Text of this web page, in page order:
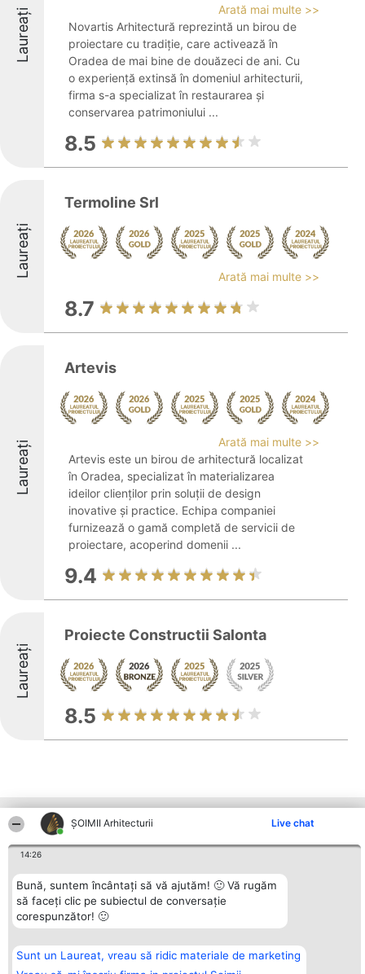
ȘOIMII Arhitecturii Live chat
14:26
Bună, suntem încântați să vă ajutăm! 🙂 Vă rugăm
să faceți clic pe subiectul de conversație
corespunzător! 🙂
Sunt un Laureat, vreau să ridic materiale de marketing
Laureați
Arată mai multe >>
Novartis Arhitectură reprezintă un birou de
proiectare cu tradiție, care activează în
Oradea de mai bine de douăzeci de ani. Cu
o experiență extinsă în domeniul arhitecturii,
firma s-a specializat în restaurarea și
conservarea patrimoniului ...
8.5
Laureați
Termoline Srl
Arată mai multe >>
8.7
Laureați
Artevis
Arată mai multe >>
Artevis este un birou de arhitectură localizat
în Oradea, specializat în materializarea
ideilor clienților prin soluții de design
inovative și practice. Echipa companiei
furnizează o gamă completă de servicii de
proiectare, acoperind domenii ...
9.4
Laureați
Proiecte Constructii Salonta
8.5
Alte firme din zonă
Organizator Ranking
BRIGHT SOLUTIONS BR SRL
Aleea Timisul De Sus 2 Bl. A30
Sc. A Et. 4 Ap. 13 Cod 061952
București
tel: +40 770 990 492
Plebiscyt
Câștigătorii
Lista Tuturor
Reguli
Politica de
Contact
Contact